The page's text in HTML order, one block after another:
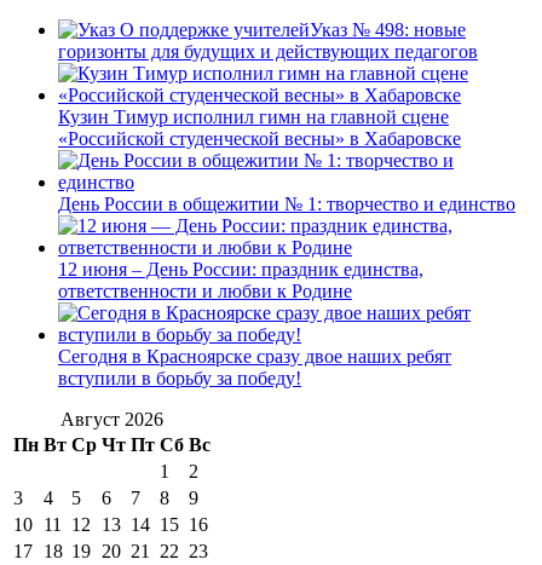
Указ № 498: новые
горизонты для будущих и действующих педагогов
Кузин Тимур исполнил гимн на главной сцене
«Российской студенческой весны» в Хабаровске
День России в общежитии № 1: творчество и единство
12 июня – День России: праздник единства,
ответственности и любви к Родине
Сегодня в Красноярске сразу двое наших ребят
вступили в борьбу за победу!
Август 2026
Пн Вт Ср Чт Пт Сб Вс
1
2
3
4 5 6 7 8
9
10 11 12 13 14 15 16
17 18 19 20 21 22 23